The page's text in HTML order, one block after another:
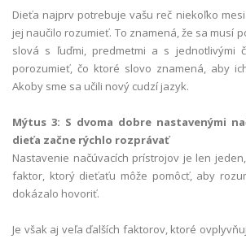
Dieťa najprv potrebuje vašu reč niekoľko
jej naučilo rozumieť. To znamená, že sa musí
slová s ľuďmi, predmetmi a s jednotlivými
porozumieť, čo ktoré slovo znamená, aby
Akoby sme sa učili nový cudzí jazyk.
Mýtus 3: S dvoma dobre nastavenými
dieťa začne rýchlo rozprávať
Nastavenie načúvacích prístrojov je len
faktor, ktorý dieťaťu môže pomôcť, aby
dokázalo hovoriť.
Je však aj veľa ďalších faktorov, ktoré